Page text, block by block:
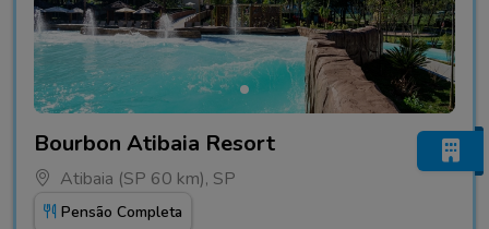
Bourbon Atibaia Resort
Atibaia (SP 60 km), SP
Pensão Completa